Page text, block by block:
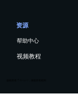
资源
帮助中心
视频教程